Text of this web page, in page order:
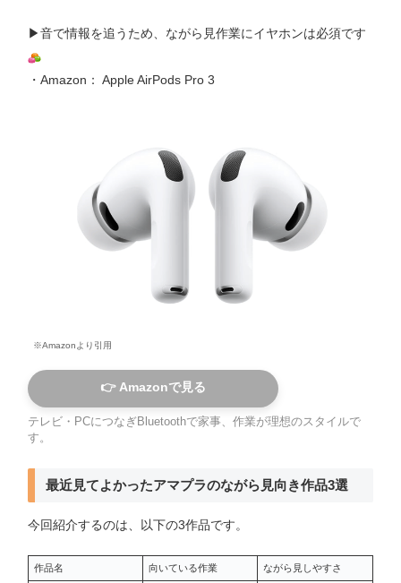
▶︎音で情報を追うため、ながら見作業にイヤホンは必須です
・Amazon： Apple AirPods Pro 3
※Amazonより引用
👉 Amazonで見る
テレビ・PCにつなぎBluetoothで家事、作業が理想のスタイルで
す。
最近見てよかったアマプラのながら見向き作品3選
今回紹介するのは、以下の3作品です。
作品名 向いている作業 ながら見しやすさ